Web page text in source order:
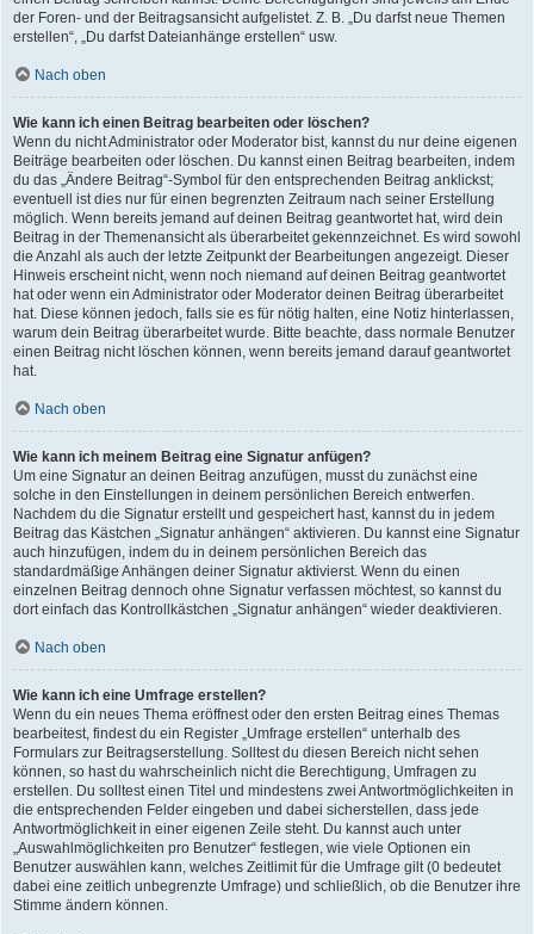
der Foren- und der Beitragsansicht aufgelistet. Z. B. „Du darfst neue Themen
erstellen“, „Du darfst Dateianhänge erstellen“ usw.
Nach oben
Wie kann ich einen Beitrag bearbeiten oder löschen?
Wenn du nicht Administrator oder Moderator bist, kannst du nur deine eigenen
Beiträge bearbeiten oder löschen. Du kannst einen Beitrag bearbeiten, indem
du das „Ändere Beitrag“-Symbol für den entsprechenden Beitrag anklickst;
eventuell ist dies nur für einen begrenzten Zeitraum nach seiner Erstellung
möglich. Wenn bereits jemand auf deinen Beitrag geantwortet hat, wird dein
Beitrag in der Themenansicht als überarbeitet gekennzeichnet. Es wird sowohl
die Anzahl als auch der letzte Zeitpunkt der Bearbeitungen angezeigt. Dieser
Hinweis erscheint nicht, wenn noch niemand auf deinen Beitrag geantwortet
hat oder wenn ein Administrator oder Moderator deinen Beitrag überarbeitet
hat. Diese können jedoch, falls sie es für nötig halten, eine Notiz hinterlassen,
warum dein Beitrag überarbeitet wurde. Bitte beachte, dass normale Benutzer
einen Beitrag nicht löschen können, wenn bereits jemand darauf geantwortet
hat.
Nach oben
Wie kann ich meinem Beitrag eine Signatur anfügen?
Um eine Signatur an deinen Beitrag anzufügen, musst du zunächst eine
solche in den Einstellungen in deinem persönlichen Bereich entwerfen.
Nachdem du die Signatur erstellt und gespeichert hast, kannst du in jedem
Beitrag das Kästchen „Signatur anhängen“ aktivieren. Du kannst eine Signatur
auch hinzufügen, indem du in deinem persönlichen Bereich das
standardmäßige Anhängen deiner Signatur aktivierst. Wenn du einen
einzelnen Beitrag dennoch ohne Signatur verfassen möchtest, so kannst du
dort einfach das Kontrollkästchen „Signatur anhängen“ wieder deaktivieren.
Nach oben
Wie kann ich eine Umfrage erstellen?
Wenn du ein neues Thema eröffnest oder den ersten Beitrag eines Themas
bearbeitest, findest du ein Register „Umfrage erstellen“ unterhalb des
Formulars zur Beitragserstellung. Solltest du diesen Bereich nicht sehen
können, so hast du wahrscheinlich nicht die Berechtigung, Umfragen zu
erstellen. Du solltest einen Titel und mindestens zwei Antwortmöglichkeiten in
die entsprechenden Felder eingeben und dabei sicherstellen, dass jede
Antwortmöglichkeit in einer eigenen Zeile steht. Du kannst auch unter
„Auswahlmöglichkeiten pro Benutzer“ festlegen, wie viele Optionen ein
Benutzer auswählen kann, welches Zeitlimit für die Umfrage gilt (0 bedeutet
dabei eine zeitlich unbegrenzte Umfrage) und schließlich, ob die Benutzer ihre
Stimme ändern können.